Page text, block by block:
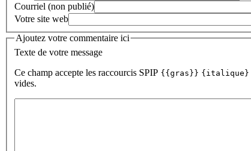
Courriel (non publié)
Votre site web
Ajoutez votre commentaire ici
Texte de votre message
Ce champ accepte les raccourcis SPIP {{gras}} {italique}
vides.